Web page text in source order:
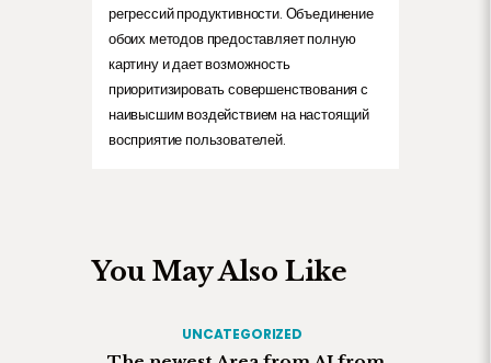
регрессий продуктивности. Объединение
обоих методов предоставляет полную
картину и дает возможность
приоритизировать совершенствования с
наивысшим воздействием на настоящий
восприятие пользователей.
You May Also Like
UNCATEGORIZED